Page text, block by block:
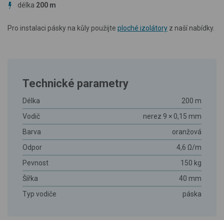
délka 200 m
Pro instalaci pásky na kůly použijte ploché izolátory z naší nabídky.
Technické parametry
Délka
200 m
Vodič
nerez 9 × 0,15 mm
Barva
oranžová
Odpor
4,6 Ω/m
Pevnost
150 kg
Šířka
40 mm
Typ vodiče
páska